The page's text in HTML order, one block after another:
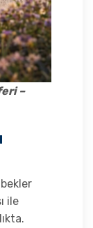
–
ile